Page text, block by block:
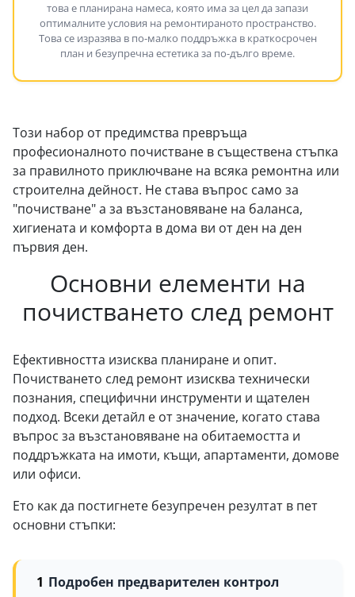
това е планирана намеса, която има за цел да запази
оптималните условия на ремонтираното пространство.
Това се изразява в по-малко поддръжка в краткосрочен
план и безупречна естетика за по-дълго време.
Този набор от предимства превръща
професионалното почистване в съществена стъпка
за правилното приключване на всяка ремонтна или
строителна дейност. Не става въпрос само за
"почистване" а за възстановяване на баланса,
хигиената и комфорта в дома ви от ден на ден
първия ден.
Основни елементи на
почистването след ремонт
Ефективността изисква планиране и опит.
Почистването след ремонт изисква технически
познания, специфични инструменти и щателен
подход. Всеки детайл е от значение, когато става
въпрос за възстановяване на обитаемостта и
поддръжката на имоти, къщи, апартаменти, домове
или офиси.
Ето как да постигнете безупречен резултат в пет
основни стъпки:
Подробен предварителен контрол